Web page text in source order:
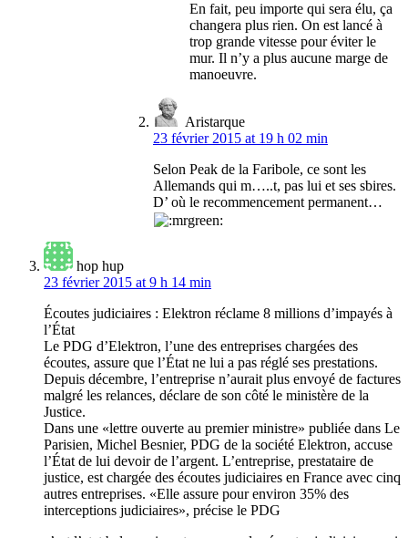
En fait, peu importe qui sera élu, ça
changera plus rien. On est lancé à
trop grande vitesse pour éviter le
mur. Il n’y a plus aucune marge de
manoeuvre.
Aristarque
23 février 2015 at 19 h 02 min
Selon Peak de la Faribole, ce sont les
Allemands qui m…..t, pas lui et ses sbires.
D’ où le recommencement permanent…
hop hup
23 février 2015 at 9 h 14 min
Écoutes judiciaires : Elektron réclame 8 millions d’impayés à
l’État
Le PDG d’Elektron, l’une des entreprises chargées des
écoutes, assure que l’État ne lui a pas réglé ses prestations.
Depuis décembre, l’entreprise n’aurait plus envoyé de factures
malgré les relances, déclare de son côté le ministère de la
Justice.
Dans une «lettre ouverte au premier ministre» publiée dans Le
Parisien, Michel Besnier, PDG de la société Elektron, accuse
l’État de lui devoir de l’argent. L’entreprise, prestataire de
justice, est chargée des écoutes judiciaires en France avec cinq
autres entreprises. «Elle assure pour environ 35% des
interceptions judiciaires», précise le PDG